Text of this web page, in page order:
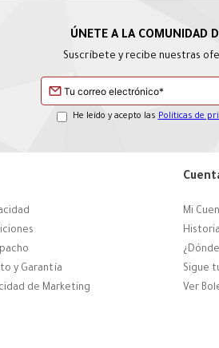
Suscríbete y recibe nuestras
He leído y acepto las Políticas de
y Garantía
de Marketing
Mi
Sigue
Ver